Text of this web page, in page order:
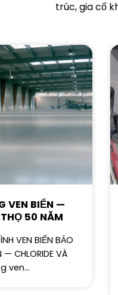
trúc, gia cố
VEN BIỂN —
50 NĂM
VEN BIỂN BẢO
— CHLORIDE VÀ
ven...